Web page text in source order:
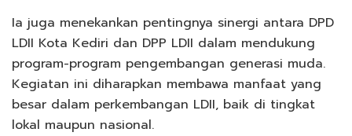
Ia juga menekankan pentingnya sinergi antara DPD
LDII Kota Kediri dan DPP LDII dalam mendukung
program-program pengembangan generasi muda.
Kegiatan ini diharapkan membawa manfaat yang
besar dalam perkembangan LDII, baik di tingkat
lokal maupun nasional.